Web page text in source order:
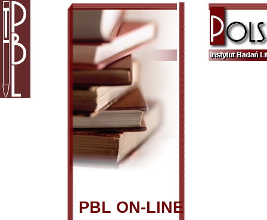
PBL ON-LINE